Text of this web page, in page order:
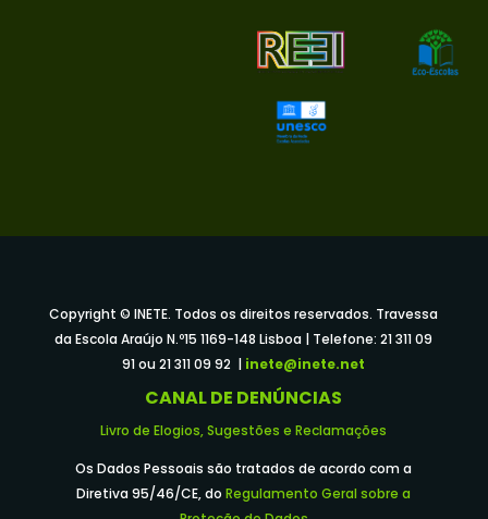
Copyright © INETE. Todos os direitos reservados. Travessa
da Escola Araújo N.º15 1169-148 Lisboa | Telefone: 21 311 09
91 ou 21 311 09 92 | inete@inete.net
CANAL DE DENÚNCIAS
Livro de Elogios, Sugestões e Reclamações
Os Dados Pessoais são tratados de acordo com a
Diretiva 95/46/CE, doRegulamento Geral sobre a